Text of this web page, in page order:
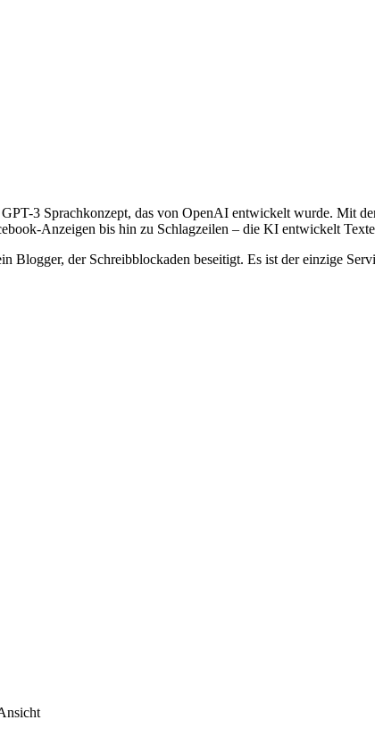
3 Sprachkonzept, das von OpenAI entwickelt wurde. Mit
Anzeigen bis hin zu Schlagzeilen – die KI entwickelt
der Schreibblockaden beseitigt. Es ist der einzige